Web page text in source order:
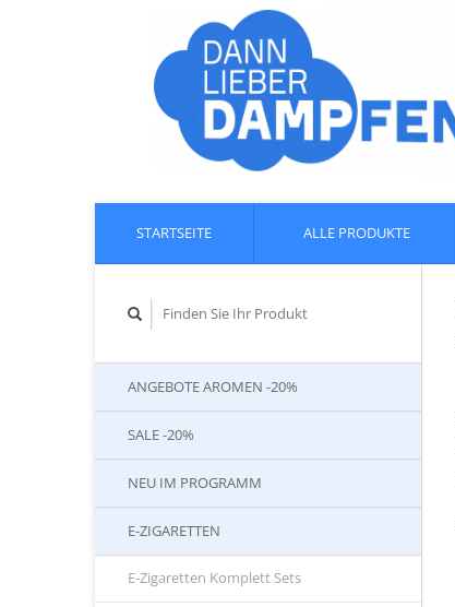
STARTSEITE ALLE PRODUKTE
ANGEBOTE AROMEN -20%
SALE -20%
NEU IM PROGRAMM
E-ZIGARETTEN
E-Zigaretten Komplett Sets